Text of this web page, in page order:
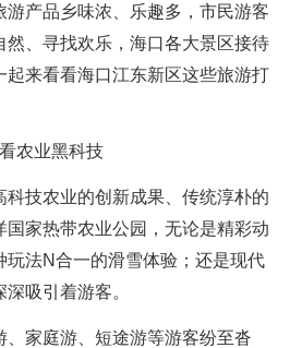
游产品乡味浓、乐趣多，市民游客
然、寻找欢乐，海口各大景区接待
起来看看海口江东新区这些旅游打
农业黑科技
科技农业的创新成果、传统淳朴的
国家热带农业公园，无论是精彩动
玩法N合一的滑雪体验；还是现代
吸引着游客。
、家庭游、短途游等游客纷至沓